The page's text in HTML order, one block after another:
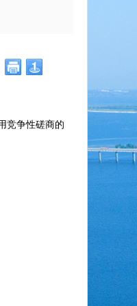
竞争性磋商的